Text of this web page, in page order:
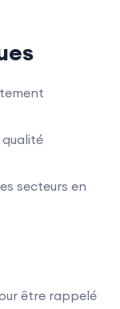
secteurs en
être rappelé